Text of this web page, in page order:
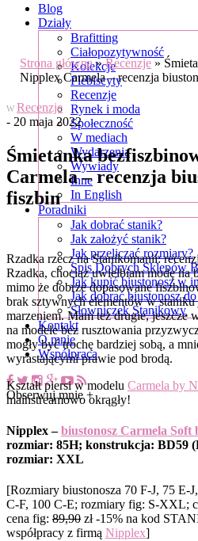
Blog
Działy
Brafitting
Ciałopozytywność
Kolekcje
Plebiscyty
Recenzje
Rynek i moda
Społeczność
W mediach
Wydarzenia
Wywiady
Inne
In English
Poradniki
Jak dobrać stanik?
Jak założyć stanik?
Jak przeliczać rozmiary?
Spis Dobrych Sklepów
Jak kupić biustonosz w
Jak dobrać biustonosz
Słowniczek Stanikowy
Kontakt
O mnie
Współpraca
Obserwuj mnie +
Strona główna»Recenzje »
Nipplex Carmela – recenzja
W Recenzje
- 20 maja 2022
Śmietanka
Carmela – recenzja
fiszbin
Rzadka rzecz na Stanikomanii:
Rzadka, chociaż uwielbiam modę na
mimo że dobrze dopasowane
brak sztywnych elementów w
marzeniem. Mam też drugie, jeszcze
na modele bez rusztowania
mogły być trochę bardziej sobą, a
wyrastającymi prawie pod brodą.
Kształt piersi w modelu Carmela by
mainstreamowo okrągły!
Nipplex –biustonosz Carmela Soft
rozmiar: 85H; konstrukcja: BD59
rozmiar: XXL
[Rozmiary biustonosza 70 F-J, 75
C-F, 100 C-E; rozmiary fig: S-XXL;
cena fig: 89,90 zł -15% na kod
współpracy z firmą Nipplex]